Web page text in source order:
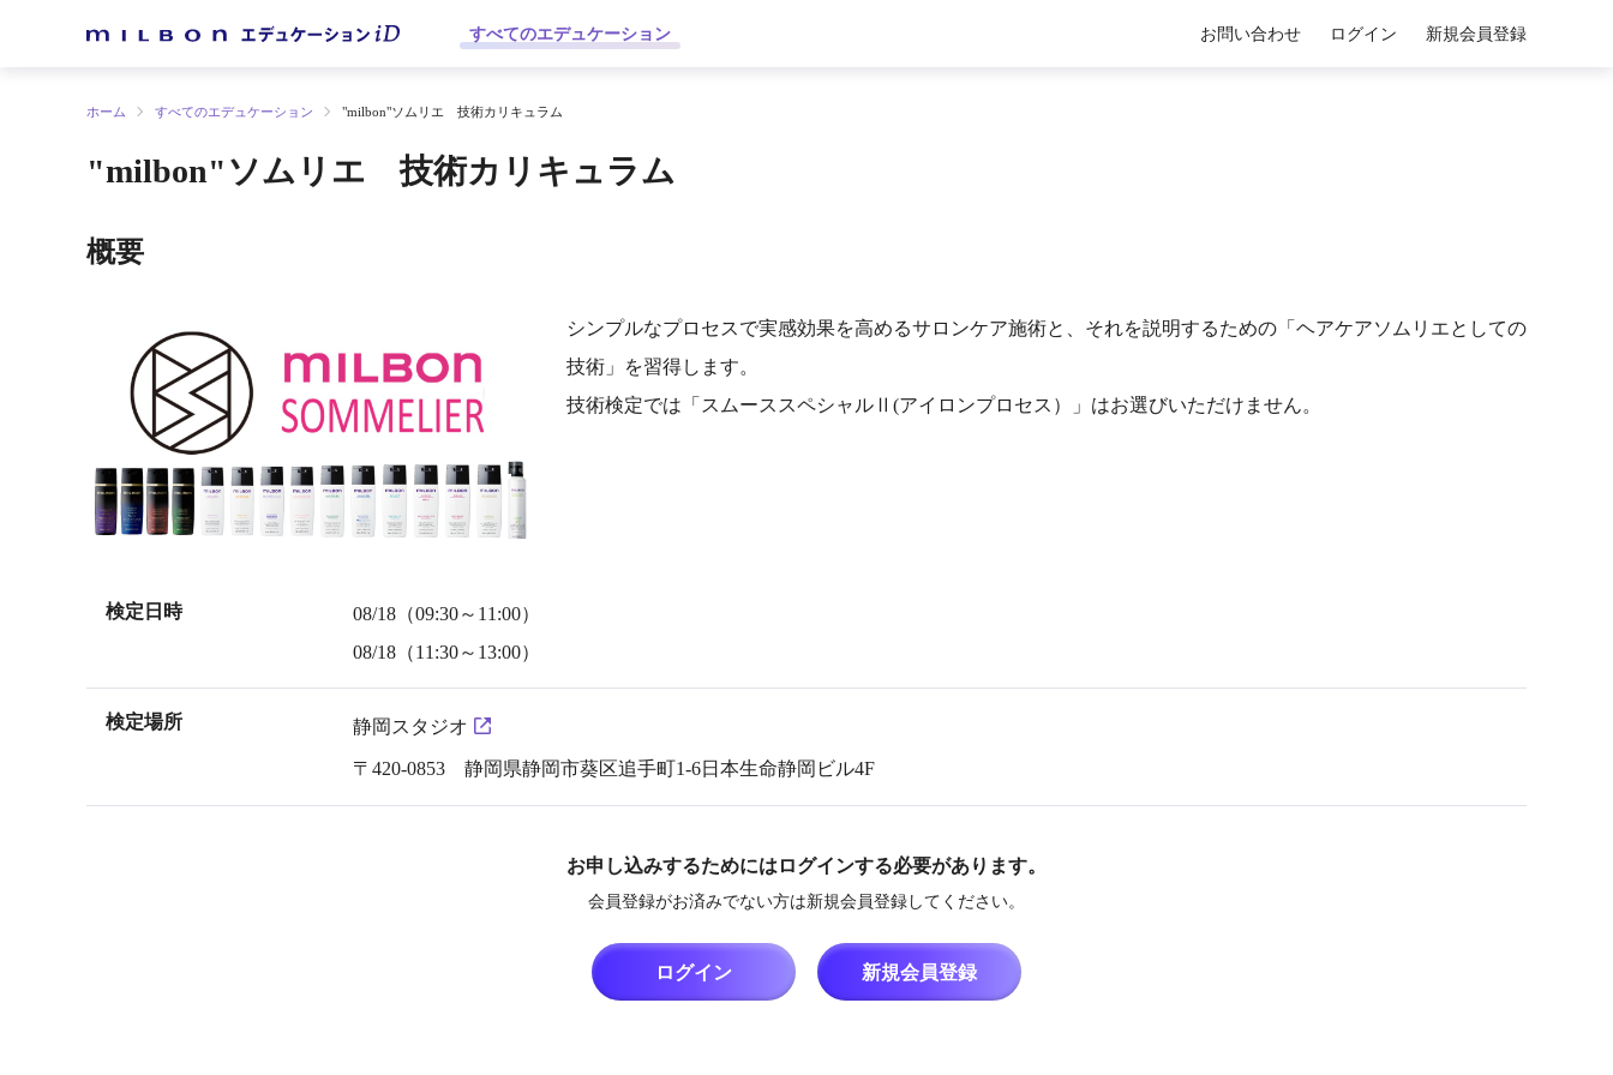
すべてのエデュケーション お問い合わせ ログイン 新規会員登録
ホーム すべてのエデュケーション "milbon"ソムリエ 技術カリキュラム
"milbon"ソムリエ 技術カリキュラム
概要
シンプルなプロセスで実感効果を高めるサロンケア施術と、それを説明するための「ヘアケアソムリエとしての
技術」を習得します。
技術検定では「スムーススペシャルⅡ(アイロンプロセス）」はお選びいただけません。
検定日時
08/18（09:30～11:00）
08/18（11:30～13:00）
検定場所 静岡スタジオ
〒420-0853 静岡県静岡市葵区追手町1-6日本生命静岡ビル4F
お申し込みするためにはログインする必要があります。
会員登録がお済みでない方は新規会員登録してください。
ログイン 新規会員登録